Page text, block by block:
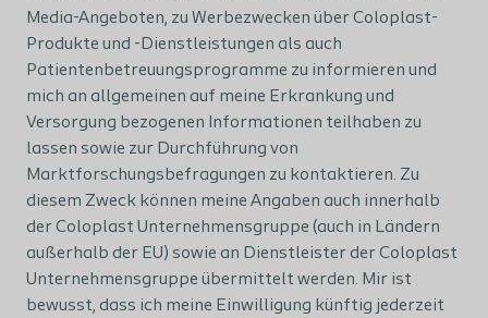
Media-Angeboten, zu Werbezwecken über Coloplast-
Produkte und -Dienstleistungen als auch
Patientenbetreuungsprogramme zu informieren und
mich an allgemeinen auf meine Erkrankung und
Versorgung bezogenen Informationen teilhaben zu
lassen sowie zur Durchführung von
Marktforschungsbefragungen zu kontaktieren. Zu
diesem Zweck können meine Angaben auch innerhalb
der Coloplast Unternehmensgruppe (auch in Ländern
außerhalb der EU) sowie an Dienstleister der Coloplast
Unternehmensgruppe übermittelt werden. Mir ist
bewusst, dass ich meine Einwilligung künftig jederzeit